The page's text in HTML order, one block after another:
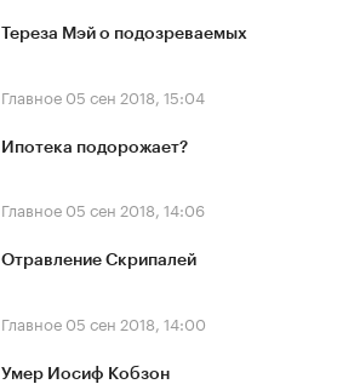
Тереза Мэй о подозреваемых
Главное 05 сен 2018, 15:04
Ипотека подорожает?
Главное 05 сен 2018, 14:06
Отравление Скрипалей
Главное 05 сен 2018, 14:00
Умер Иосиф Кобзон